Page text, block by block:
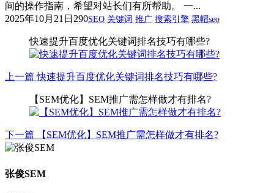
间的操作指南，希望对站长们有所帮助。 一...
2025年10月21日 290SEO 关键词 推广 搜索引擎 黑帽seo
快速提升百度优化关键词排名技巧有哪些?
上一篇 快速提升百度优化关键词排名技巧有哪些?
【SEM优化】SEM推广需怎样做才有排名?
下一篇 【SEM优化】SEM推广需怎样做才有排名?
张俊SEM